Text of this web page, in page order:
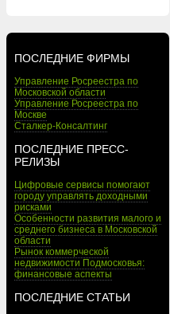
ПОСЛЕДНИЕ ФИРМЫ
Управление Росреестра по
Московской области
Управление Росреестра по
Москве
Сталкер-Консалтинг
ПОСЛЕДНИЕ ПРЕСС-
РЕЛИЗЫ
Цифровые сервисы помогают
городу управлять доходными
рисками
Особенности развития малого и
среднего бизнеса в Московской
области
Рынок коммерческой
недвижимости Подмосковья:
финансовые аспекты
ПОСЛЕДНИЕ СТАТЬИ